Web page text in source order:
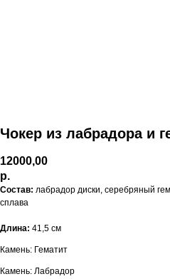
Чокер из лабрадора и
12000,00
р.
Состав: лабрадор диски, серебряный
сплава
Длина: 41,5 см
Камень: Гематит
Камень: Лабрадор